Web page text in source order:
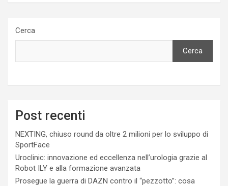
Cerca
Cerca
Post recenti
NEXTING, chiuso round da oltre 2 milioni per lo sviluppo di
SportFace
Uroclinic: innovazione ed eccellenza nell’urologia grazie al
Robot ILY e alla formazione avanzata
Prosegue la guerra di DAZN contro il “pezzotto”: cosa